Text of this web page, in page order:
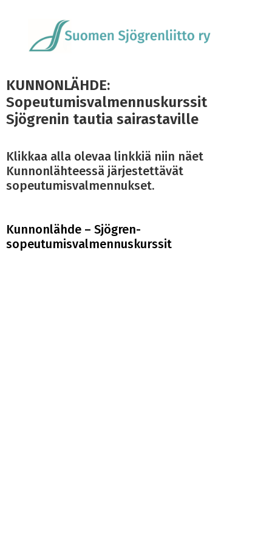
KUNNONLÄHDE:
Sopeutumisvalmennuskurssit
Sjögrenin tautia sairastaville
Klikkaa alla olevaa linkkiä niin näet
Kunnonlähteessä järjestettävät
sopeutumisvalmennukset.
Kunnonlähde – Sjögren-
sopeutumisvalmennuskurssit